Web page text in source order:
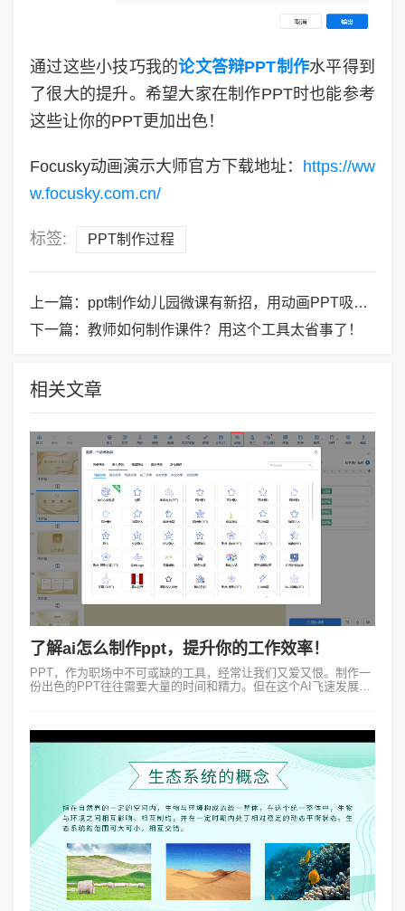
通过这些小技巧我的论文答辩PPT制作水平得到
了很大的提升。希望大家在制作PPT时也能参考
这些让你的PPT更加出色！
Focusky动画演示大师官方下载地址： https://ww
w.focusky.com.cn/
标签: PPT制作过程
上一篇： ppt制作幼儿园微课有新招，用动画PPT吸引小朋友目光！
下一篇： 教师如何制作课件？用这个工具太省事了！
相关文章
了解ai怎么制作ppt，提升你的工作效率！
PPT，作为职场中不可或缺的工具，经常让我们又爱又恨。制作一
份出色的PPT往往需要大量的时间和精力。但在这个AI飞速发展的